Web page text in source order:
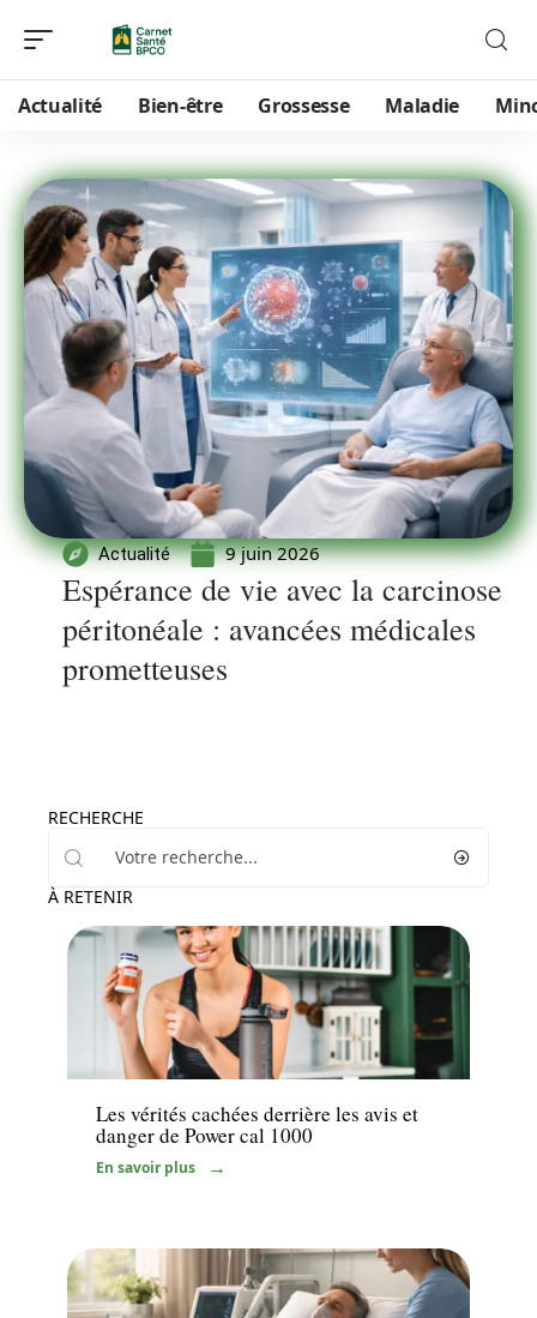
Actualité Bien-être Grossesse Maladie
Actualité 9 juin 2026
Espérance de vie avec la carcinose
péritonéale : avancées médicales
prometteuses
RECHERCHE
À RETENIR
Santé
Les vérités cachées derrière les avis et
danger de Power cal 1000
En savoir plus